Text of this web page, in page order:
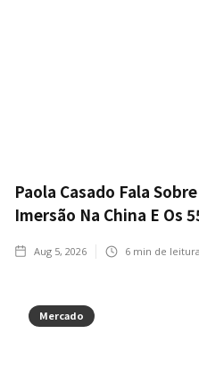
Paola Casado Fala
Imersão Na China E Os
Aug 5, 2026 6 min de leitura
Mercado